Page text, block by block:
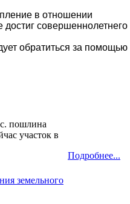
в отношении
совершеннолетнего
обратиться за помощью
пошлина
участок в
Подробнее...
земельного